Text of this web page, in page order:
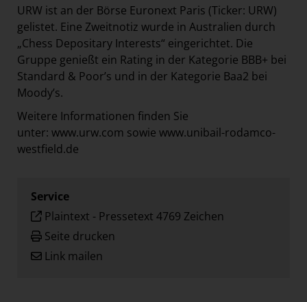
URW ist an der Börse Euronext Paris (Ticker: URW)
gelistet. Eine Zweitnotiz wurde in Australien durch
„Chess Depositary Interests“ eingerichtet. Die
Gruppe genießt ein Rating in der Kategorie BBB+ bei
Standard & Poor’s und in der Kategorie Baa2 bei
Moody’s.
Weitere Informationen finden Sie
unter: www.urw.com sowie www.unibail-rodamco-
westfield.de
Service
Plaintext - Pressetext 4769 Zeichen
Seite drucken
Link mailen